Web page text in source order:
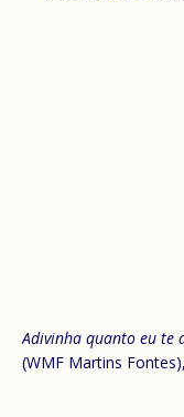
Adivinha quanto eu te
(WMF Martins